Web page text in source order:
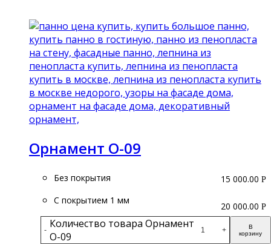
Орнамент О-09
Без покрытия
С покрытием 1 мм
- Количество товара Орнамент
О-09
+
В
корзину
15 000.00 Р
20 000.00 Р